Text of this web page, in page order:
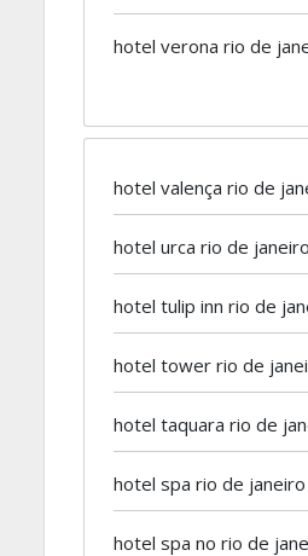
hotel verona rio de
hotel valença rio de
hotel urca rio de janeiro
hotel tulip inn rio de
hotel tower rio de
hotel taquara rio de
hotel spa rio de janeiro
hotel spa no rio de